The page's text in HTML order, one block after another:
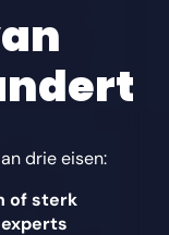
drie eisen:
of sterk